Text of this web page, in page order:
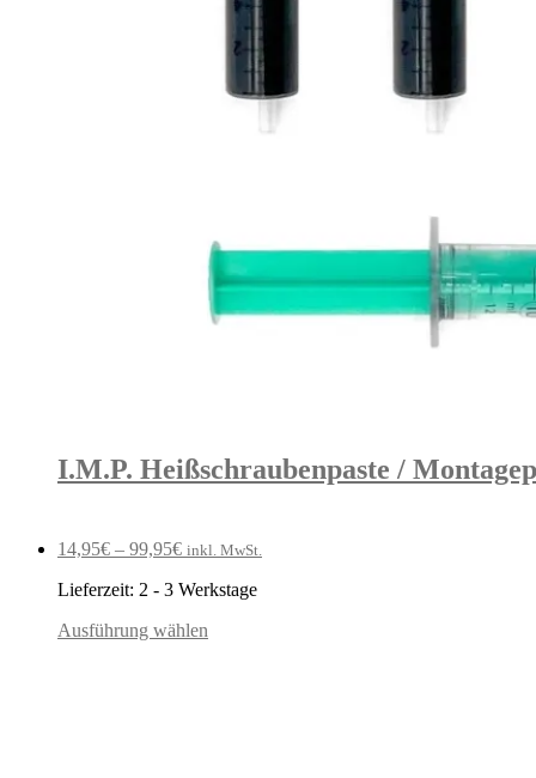
I.M.P. Heißschraubenpaste /
14,95€ – 99,95€ inkl. MwSt.
Lieferzeit: 2 - 3 Werkstage
Ausführung wählen